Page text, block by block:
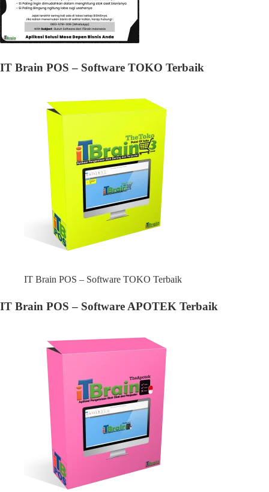
IT Brain POS – Software TOKO Terbaik
IT Brain POS – Software TOKO Terbaik
IT Brain POS – Software APOTEK Terbaik